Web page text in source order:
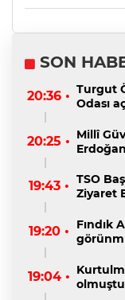
SON
20:36 • Turgut
Odası
20:25 • Millî
19:43 • TSO
Ziyaret
19:20 •
Fındık
19:04 •